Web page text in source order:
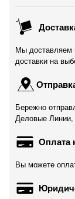
Мы доставляем
доставки на
Бережно
Деловые
Оплата
Вы можете